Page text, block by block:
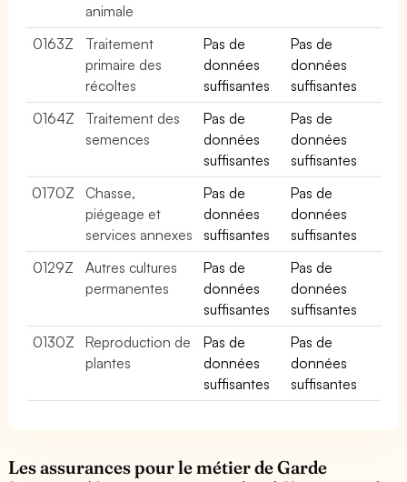
animale
0163Z
Traitement
primaire des
récoltes
Pas de
données
suffisantes
Pas de
données
suffisantes
0164Z
Traitement des
semences
Pas de
données
suffisantes
Pas de
données
suffisantes
0170Z
Chasse,
piégeage et
services annexes
Pas de
données
suffisantes
Pas de
données
suffisantes
0129Z
Autres cultures
permanentes
Pas de
données
suffisantes
Pas de
données
suffisantes
0130Z
Reproduction de
plantes
Pas de
données
suffisantes
Pas de
données
suffisantes
Les assurances pour le métier de Garde